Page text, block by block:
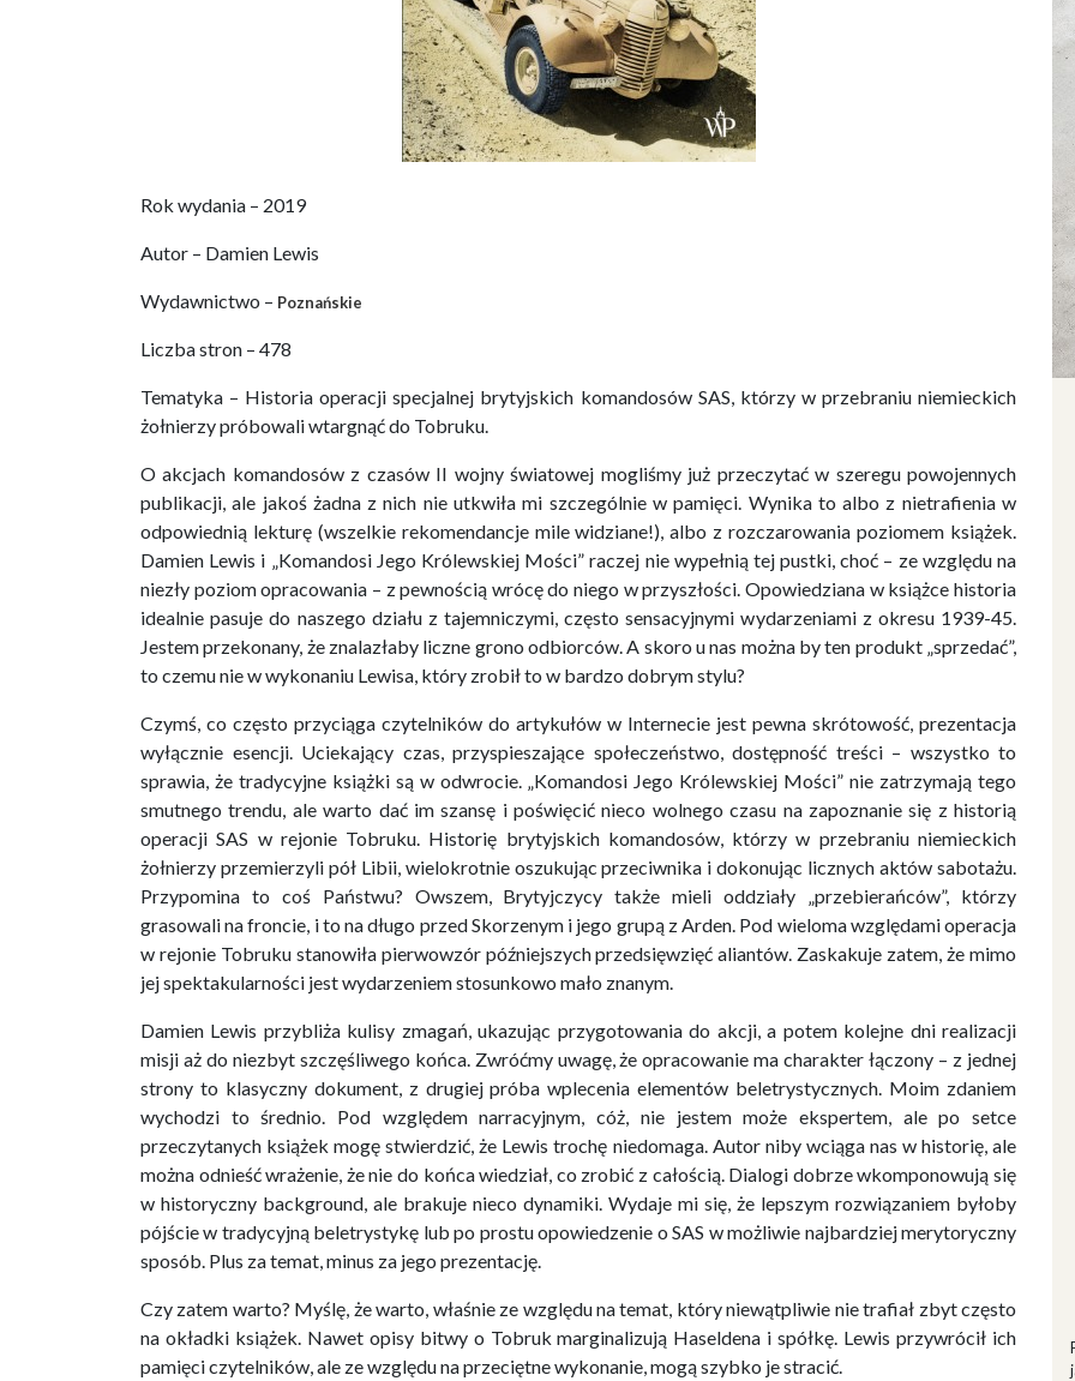
Rok wydania – 2019
Autor – Damien Lewis
Wydawnictwo – Poznańskie
Liczba stron – 478
Tematyka – Historia operacji specjalnej brytyjskich komandosów SAS, którzy w przebraniu niemieckich
żołnierzy próbowali wtargnąć do Tobruku.
O akcjach komandosów z czasów II wojny światowej mogliśmy już przeczytać w szeregu powojennych
publikacji, ale jakoś żadna z nich nie utkwiła mi szczególnie w pamięci. Wynika to albo z nietrafienia w
odpowiednią lekturę (wszelkie rekomendancje mile widziane!), albo z rozczarowania poziomem książek.
Damien Lewis i „Komandosi Jego Królewskiej Mości” raczej nie wypełnią tej pustki, choć – ze względu na
niezły poziom opracowania – z pewnością wrócę do niego w przyszłości. Opowiedziana w książce historia
idealnie pasuje do naszego działu z tajemniczymi, często sensacyjnymi wydarzeniami z okresu 1939-45.
Jestem przekonany, że znalazłaby liczne grono odbiorców. A skoro u nas można by ten produkt „sprzedać”,
to czemu nie w wykonaniu Lewisa, który zrobił to w bardzo dobrym stylu?
Czymś, co często przyciąga czytelników do artykułów w Internecie jest pewna skrótowość, prezentacja
wyłącznie esencji. Uciekający czas, przyspieszające społeczeństwo, dostępność treści – wszystko to
sprawia, że tradycyjne książki są w odwrocie. „Komandosi Jego Królewskiej Mości” nie zatrzymają tego
smutnego trendu, ale warto dać im szansę i poświęcić nieco wolnego czasu na zapoznanie się z historią
operacji SAS w rejonie Tobruku. Historię brytyjskich komandosów, którzy w przebraniu niemieckich
żołnierzy przemierzyli pół Libii, wielokrotnie oszukując przeciwnika i dokonując licznych aktów sabotażu.
Przypomina to coś Państwu? Owszem, Brytyjczycy także mieli oddziały „przebierańców”, którzy
grasowali na froncie, i to na długo przed Skorzenym i jego grupą z Arden. Pod wieloma względami operacja
w rejonie Tobruku stanowiła pierwowzór późniejszych przedsięwzięć aliantów. Zaskakuje zatem, że mimo
jej spektakularności jest wydarzeniem stosunkowo mało znanym.
Damien Lewis przybliża kulisy zmagań, ukazując przygotowania do akcji, a potem kolejne dni realizacji
misji aż do niezbyt szczęśliwego końca. Zwróćmy uwagę, że opracowanie ma charakter łączony – z jednej
strony to klasyczny dokument, z drugiej próba wplecenia elementów beletrystycznych. Moim zdaniem
wychodzi to średnio. Pod względem narracyjnym, cóż, nie jestem może ekspertem, ale po setce
przeczytanych książek mogę stwierdzić, że Lewis trochę niedomaga. Autor niby wciąga nas w historię, ale
można odnieść wrażenie, że nie do końca wiedział, co zrobić z całością. Dialogi dobrze wkomponowują się
w historyczny background, ale brakuje nieco dynamiki. Wydaje mi się, że lepszym rozwiązaniem byłoby
pójście w tradycyjną beletrystykę lub po prostu opowiedzenie o SAS w możliwie najbardziej merytoryczny
sposób. Plus za temat, minus za jego prezentację.
Czy zatem warto? Myślę, że warto, właśnie ze względu na temat, który niewątpliwie nie trafiał zbyt często
na okładki książek. Nawet opisy bitwy o Tobruk marginalizują Haseldena i spółkę. Lewis przywrócił ich
pamięci czytelników, ale ze względu na przeciętne wykonanie, mogą szybko je stracić.